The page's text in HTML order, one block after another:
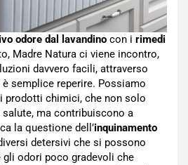
odore dal lavandino con i rimedi
Madre Natura ci viene incontro,
davvero facili, attraverso
è semplice reperire. Possiamo
prodotti chimici, che non solo
ma contribuiscono a
la questione dell’inquinamento
detersivi che si possono
gli odori poco gradevoli che